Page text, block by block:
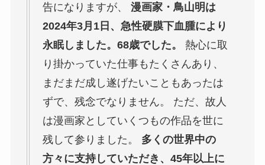
告になりますが、
漫画家・鳥山明は
2024年3月1日、急性硬膜下血腫により
永眠しました。68歳でした。
熱心に取
り掛かっていた仕事もたくさんあり、
まだまだ成し遂げたいこともあったは
ずで、残念でなりません。 ただ、故人
は漫画家としていくつもの作品を世に
残して参りました。 多くの世界中の
方々に支持していただき、45年以上に